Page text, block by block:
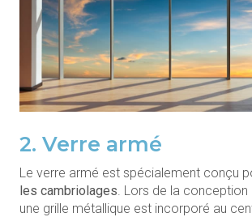
2. Verre armé
Le verre armé est spécialement conçu
les cambriolages . Lors de la
une grille métallique est incorporé au